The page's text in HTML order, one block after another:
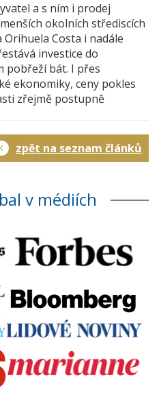
a s ním i prodej
okolních střediscích
Costa i nadále
investice do
pobřeží bát. I přes
ekonomiky, ceny pokles
zřejmě postupně
zpět na seznam článků
v médiích